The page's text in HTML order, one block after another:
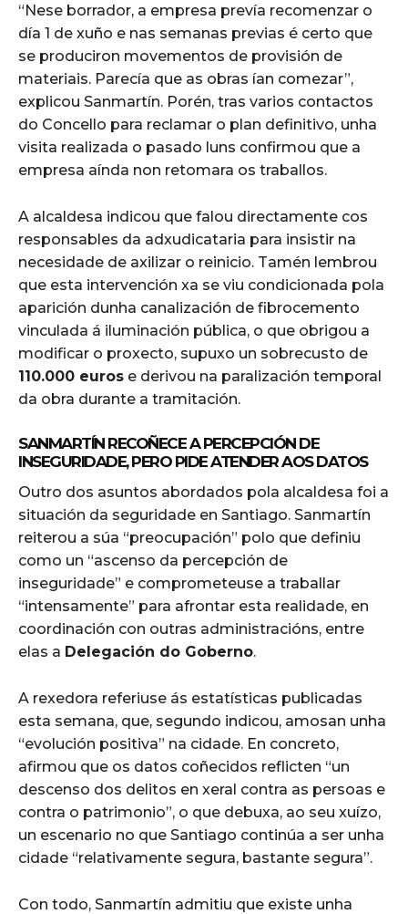
“Nese borrador, a empresa prevía recomenzar o
día 1 de xuño e nas semanas previas é certo que
se produciron movementos de provisión de
materiais. Parecía que as obras ían comezar”,
explicou Sanmartín. Porén, tras varios contactos
do Concello para reclamar o plan definitivo, unha
visita realizada o pasado luns confirmou que a
empresa aínda non retomara os traballos.
A alcaldesa indicou que falou directamente cos
responsables da adxudicataria para insistir na
necesidade de axilizar o reinicio. Tamén lembrou
que esta intervención xa se viu condicionada pola
aparición dunha canalización de fibrocemento
vinculada á iluminación pública, o que obrigou a
modificar o proxecto, supuxo un sobrecusto de
110.000 euros e derivou na paralización temporal
da obra durante a tramitación.
SANMARTÍN RECOÑECE A PERCEPCIÓN DE
INSEGURIDADE, PERO PIDE ATENDER AOS DATOS
Outro dos asuntos abordados pola alcaldesa foi a
situación da seguridade en Santiago. Sanmartín
reiterou a súa “preocupación” polo que definiu
como un “ascenso da percepción de
inseguridade” e comprometeuse a traballar
“intensamente” para afrontar esta realidade, en
coordinación con outras administracións, entre
elas a Delegación do Goberno.
A rexedora referiuse ás estatísticas publicadas
esta semana, que, segundo indicou, amosan unha
“evolución positiva” na cidade. En concreto,
afirmou que os datos coñecidos reflicten “un
descenso dos delitos en xeral contra as persoas e
contra o patrimonio”, o que debuxa, ao seu xuízo,
un escenario no que Santiago continúa a ser unha
cidade “relativamente segura, bastante segura”.
Con todo, Sanmartín admitiu que existe unha